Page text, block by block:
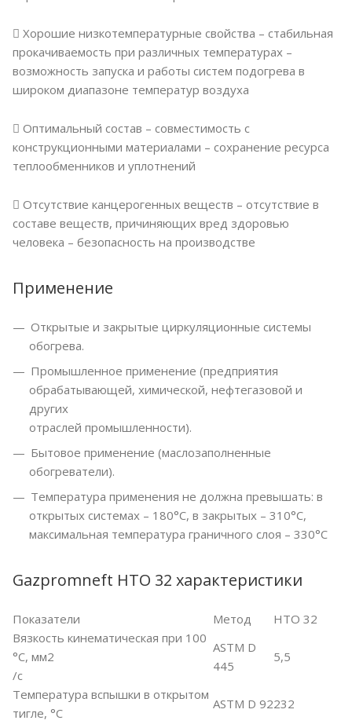
 Хорошие низкотемпературные свойства – стабильная
прокачиваемость при различных температурах –
возможность запуска и работы систем подогрева в
широком диапазоне температур воздуха
 Оптимальный состав – совместимость с
конструкционными материалами – сохранение ресурса
теплообменников и уплотнений
 Отсутствие канцерогенных веществ – отсутствие в
составе веществ, причиняющих вред здоровью
человека – безопасность на производстве
Применение
Открытые и закрытые циркуляционные системы
обогрева.
Промышленное применение (предприятия
обрабатывающей, химической, нефтегазовой и
других
отраслей промышленности).
Бытовое применение (маслозаполненные
обогреватели).
Температура применения не должна превышать: в
открытых системах – 180°С, в закрытых – 310°С,
максимальная температура граничного слоя – 330°C
Gazpromneft HTO 32 характеристики
Показатели Метод
HTO 32
Вязкость кинематическая при 100
°С, мм2
/с
ASTM D
445
5,5
Температура вспышки в открытом
тигле, °С
ASTM D 92232